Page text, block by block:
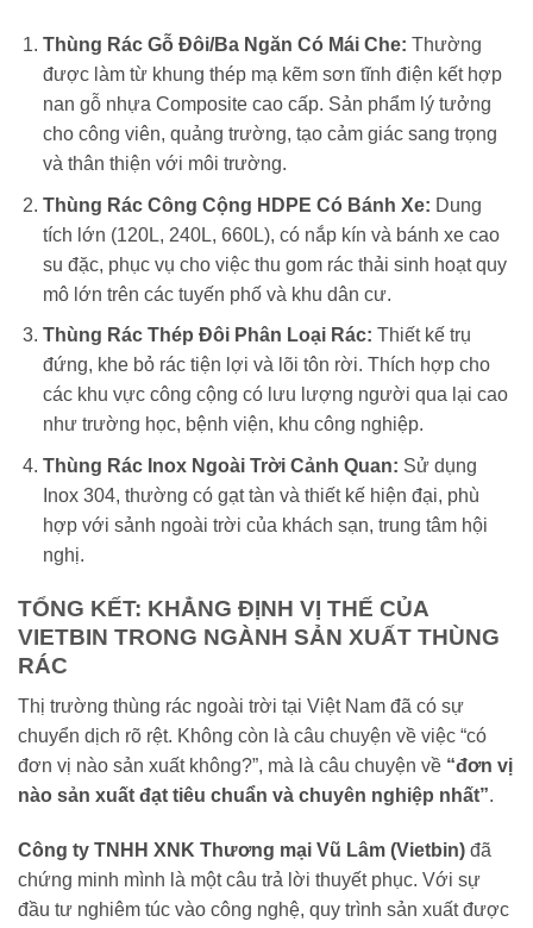
Thùng Rác Gỗ Đôi/Ba Ngăn Có Mái Che: Thường
được làm từ khung thép mạ kẽm sơn tĩnh điện kết hợp
nan gỗ nhựa Composite cao cấp. Sản phẩm lý tưởng
cho công viên, quảng trường, tạo cảm giác sang trọng
và thân thiện với môi trường.
Thùng Rác Công Cộng HDPE Có Bánh Xe: Dung
tích lớn (120L, 240L, 660L), có nắp kín và bánh xe cao
su đặc, phục vụ cho việc thu gom rác thải sinh hoạt quy
mô lớn trên các tuyến phố và khu dân cư.
Thùng Rác Thép Đôi Phân Loại Rác: Thiết kế trụ
đứng, khe bỏ rác tiện lợi và lõi tôn rời. Thích hợp cho
các khu vực công cộng có lưu lượng người qua lại cao
như trường học, bệnh viện, khu công nghiệp.
Thùng Rác Inox Ngoài Trời Cảnh Quan: Sử dụng
Inox 304, thường có gạt tàn và thiết kế hiện đại, phù
hợp với sảnh ngoài trời của khách sạn, trung tâm hội
nghị.
TỔNG KẾT: KHẲNG ĐỊNH VỊ THẾ CỦA
VIETBIN TRONG NGÀNH SẢN XUẤT THÙNG
RÁC
Thị trường thùng rác ngoài trời tại Việt Nam đã có sự
chuyển dịch rõ rệt. Không còn là câu chuyện về việc “có
đơn vị nào sản xuất không?”, mà là câu chuyện về “đơn vị
nào sản xuất đạt tiêu chuẩn và chuyên nghiệp nhất”.
Công ty TNHH XNK Thương mại Vũ Lâm (Vietbin) đã
chứng minh mình là một câu trả lời thuyết phục. Với sự
đầu tư nghiêm túc vào công nghệ, quy trình sản xuất được